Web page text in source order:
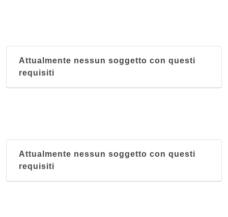
Attualmente nessun soggetto con questi
requisiti
Attualmente nessun soggetto con questi
requisiti